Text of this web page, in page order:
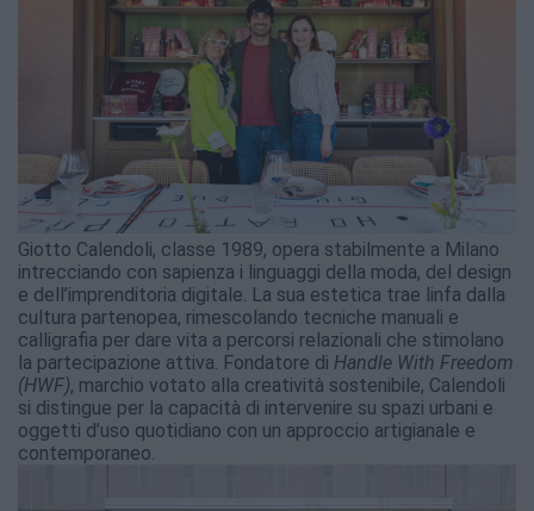
Giotto Calendoli, classe 1989, opera stabilmente a Milano
intrecciando con sapienza i linguaggi della moda, del design
e dell’imprenditoria digitale. La sua estetica trae linfa dalla
cultura partenopea, rimescolando tecniche manuali e
calligrafia per dare vita a percorsi relazionali che stimolano
la partecipazione attiva. Fondatore di Handle With Freedom
(HWF), marchio votato alla creatività sostenibile, Calendoli
si distingue per la capacità di intervenire su spazi urbani e
oggetti d’uso quotidiano con un approccio artigianale e
contemporaneo.